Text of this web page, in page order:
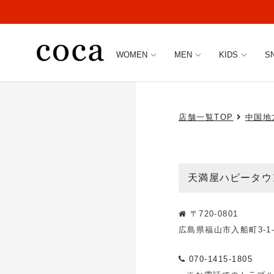
WOMEN MEN KIDS
店舗一覧TOP 中国地
天満屋ハピータ
〒720-0801
広島県福山市入船町3-
070-1415-1805